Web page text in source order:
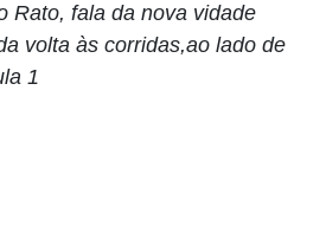
Rato, fala da nova vidade
volta às corridas,ao lado de
1